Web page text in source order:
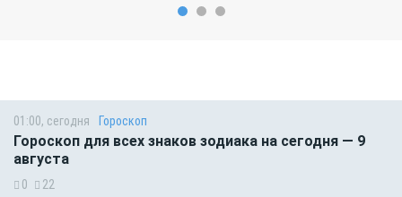
01:00, сегодня Гороскоп
Гороскоп для всех знаков зодиака на сегодня — 9
августа
0 22